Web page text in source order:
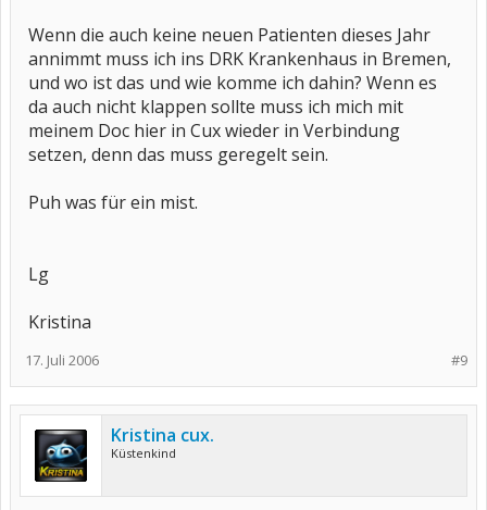
Wenn die auch keine neuen Patienten dieses Jahr
annimmt muss ich ins DRK Krankenhaus in Bremen,
und wo ist das und wie komme ich dahin? Wenn es
da auch nicht klappen sollte muss ich mich mit
meinem Doc hier in Cux wieder in Verbindung
setzen, denn das muss geregelt sein.
Puh was für ein mist.
Lg
Kristina
#9
17. Juli 2006
Kristina cux.
Küstenkind